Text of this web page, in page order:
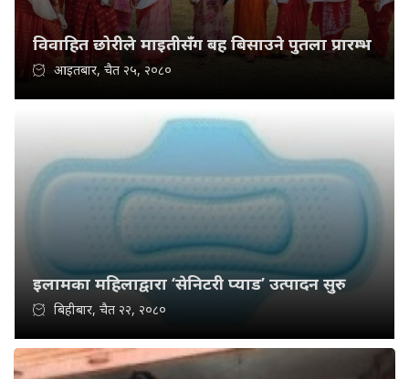
विवाहित छोरीले माइतीसँग बह बिसाउने पुतला प्रारम्भ
आइतबार, चैत २५, २०८०
इलामका महिलाद्वारा ‘सेनिटरी प्याड’ उत्पादन सुरु
बिहीबार, चैत २२, २०८०